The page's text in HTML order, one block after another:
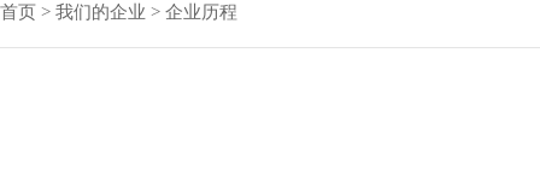
首页 > 我们的企业 > 企业历程